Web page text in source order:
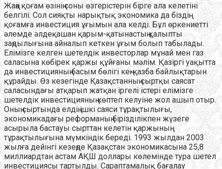
Жаңа қоғам өзінің соны өзгерістерін бірге ала келетіні
белгілі. Сол сияқты нарықтық экономика да біздің
қоғамға инвестиция ұғымын ала келді. Бұл өркениетті
әлемде әлдеқашан қарым-қатынастың қалыпты
заңдылығына айналып кеткен ұғым болып табылады.
Елімізге келген шетелдік инвесторлар мұнай мен газ
саласына көбірек қаржы құйғаны мәлім. Қазіргі уақытта
да инвестицияның басым бөлігі кең-қазба байлықтарын
құрайды. Өз кезегінде Қазақстанның сыртқы саясат
саласындағы атқарып жатқан іргелі істері елімізге
шетелдік инвестицияның көптеп келуіне жол ашып отыр.
Оның сыртында елдің ішкі саяси тұрақтылығы,
экономикадағы реформаның бірізділікпен жүзеге
асырыла бастауы сырттан келетін қаржының
тұрақтылығына мүмкіндік береді. 1993 жылдан 2003
жылға дейінгі кезеңде Қазақстан экономикасына 25,8
миллиардтан астам АҚШ доллары көлемінде тура шетел
инвестициясы тартылды. Сараптамалық бағалау